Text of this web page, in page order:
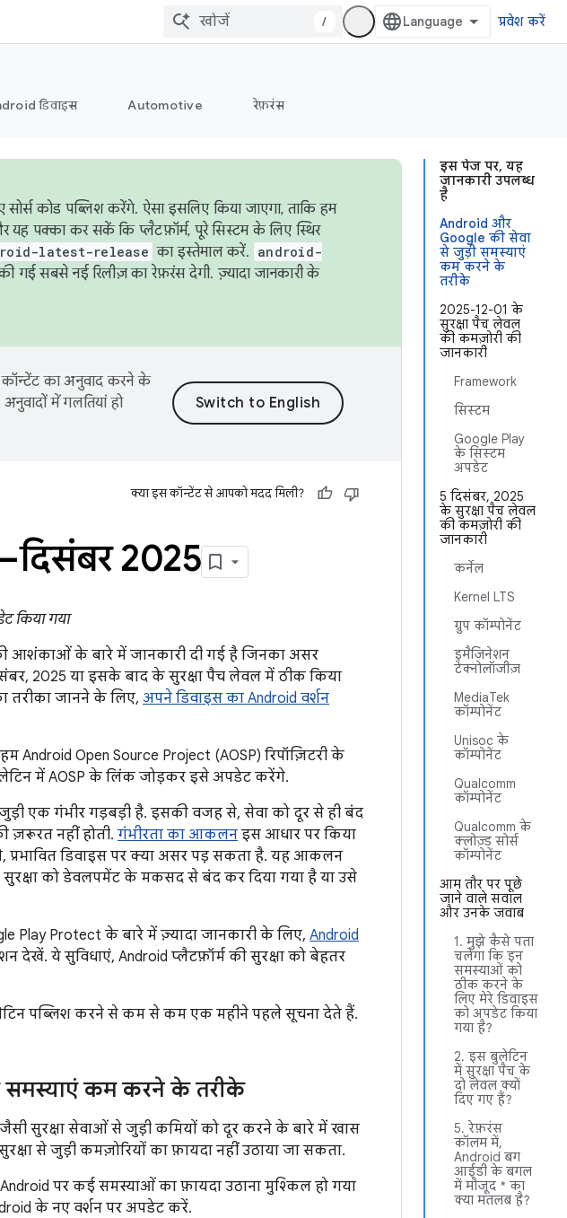
/ प्रवेश करें
डिवाइस Automotive रेफ़रंस
इस पेज पर, यह
जानकारी उपलब्ध
है
Android और
Google की सेवा
से जुड़ी समस्याएं
कम करने के
तरीके
2025-12-01 के
सुरक्षा पैच लेवल
की कमज़ोरी की
जानकारी
Framework
सिस्टम
Google Play
के सिस्टम
अपडेट
5 दिसंबर, 2025
के सुरक्षा पैच लेवल
की कमज़ोरी की
जानकारी
कर्नेल
Kernel LTS
ग्रुप कॉम्पोनेंट
इमैजिनेशन
टेक्नोलॉजीज़
MediaTek
कॉम्पोनेंट
Unisoc के
कॉम्पोनेंट
Qualcomm
कॉम्पोनेंट
Qualcomm के
क्लोज़्ड सोर्स
कॉम्पोनेंट
आम तौर पर पूछे
जाने वाले सवाल
और उनके जवाब
1. मुझे कैसे पता
चलेगा कि इन
समस्याओं को
ठीक करने के
लिए मेरे डिवाइस
को अपडेट किया
गया है?
2. इस बुलेटिन
में सुरक्षा पैच के
दो लेवल क्यों
दिए गए हैं?
5. रेफ़रंस
कॉलम में,
Android बग
आईडी के बगल
में मौजूद * का
क्या मतलब है?
कोड पब्लिश करेंगे. ऐसा इसलिए किया जाएगा, ताकि हम
पक्का कर सकें कि प्लैटफ़ॉर्म, पूरे सिस्टम के लिए स्थिर
latest-release का इस्तेमाल करें. android-
गई सबसे नई रिलीज़ का रेफ़रंस देगी. ज़्यादा जानकारी के
का अनुवाद करने के
में गलतियां हो
क्या इस कॉन्टेंट से आपको मदद मिली?
2025
किया गया
आशंकाओं के बारे में जानकारी दी गई है जिनका असर
2025 या इसके बाद के सुरक्षा पैच लेवल में ठीक किया
तरीका जानने के लिए, अपने डिवाइस का Android वर्शन
Open Source Project (AOSP) रिपॉज़िटरी के
में AOSP के लिंक जोड़कर इसे अपडेट करेंगे.
एक गंभीर गड़बड़ी है. इसकी वजह से, सेवा को दूर से ही बंद
ज़रूरत नहीं होती. गंभीरता का आकलन इस आधार पर किया
प्रभावित डिवाइस पर क्या असर पड़ सकता है. यह आकलन
को डेवलपमेंट के मकसद से बंद कर दिया गया है या उसे
Play Protect के बारे में ज़्यादा जानकारी के लिए, Android
देखें. ये सुविधाएं, Android प्लैटफ़ॉर्म की सुरक्षा को बेहतर
पब्लिश करने से कम से कम एक महीने पहले सूचना देते हैं.
कम करने के तरीके
जैसी सुरक्षा सेवाओं से जुड़ी कमियों को दूर करने के बारे में खास
से जुड़ी कमज़ोरियों का फ़ायदा नहीं उठाया जा सकता.
पर कई समस्याओं का फ़ायदा उठाना मुश्किल हो गया
के नए वर्शन पर अपडेट करें.